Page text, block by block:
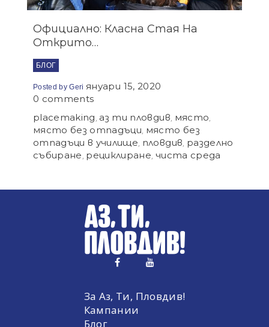
Официално: Класна Стая На
Открито…
БЛОГ
Posted byGeri януари 15, 2020
0 comments
placemaking, аз ти пловдив, място,
място без отпадъци, място без
отпадъци в училище, пловдив, разделно
събиране, рециклиране, чиста среда
За Аз, Ти, Пловдив!
Кампании
Блог
twitterpinterest